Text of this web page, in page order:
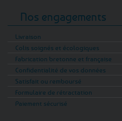
Nos engagements
Livraison
Colis soignés et écologiques
Fabrication bretonne et française
Confidentialité de vos données
Satisfait ou remboursé
Formulaire de rétractation
Paiement sécurisé